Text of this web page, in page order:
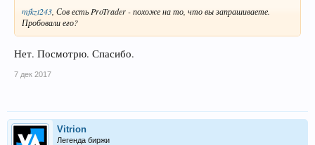
mfkzt243 , Сов есть ProTrader - похоже на то, что вы запрашиваете.
Пробовали его?
Нет. Посмотрю. Спасибо.
7 дек 2017
Vitrion
Легенда биржи